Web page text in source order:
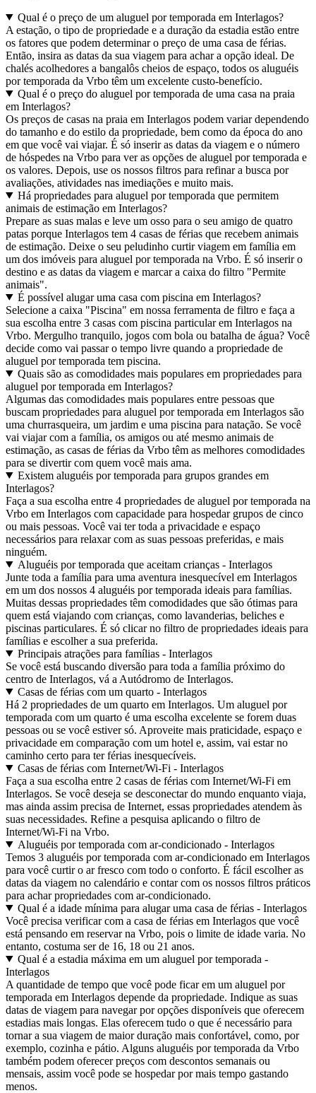
Qual é o preço de um aluguel por temporada em Interlagos?
A estação, o tipo de propriedade e a duração da estadia estão entre
os fatores que podem determinar o preço de uma casa de férias.
Então, insira as datas da sua viagem para achar a opção ideal. De
chalés acolhedores a bangalôs cheios de espaço, todos os aluguéis
por temporada da Vrbo têm um excelente custo-benefício.
Qual é o preço do aluguel por temporada de uma casa na praia
em Interlagos?
Os preços de casas na praia em Interlagos podem variar dependendo
do tamanho e do estilo da propriedade, bem como da época do ano
em que você vai viajar. É só inserir as datas da viagem e o número
de hóspedes na Vrbo para ver as opções de aluguel por temporada e
os valores. Depois, use os nossos filtros para refinar a busca por
avaliações, atividades nas imediações e muito mais.
Há propriedades para aluguel por temporada que permitem
animais de estimação em Interlagos?
Prepare as suas malas e leve um osso para o seu amigo de quatro
patas porque Interlagos tem 4 casas de férias que recebem animais
de estimação. Deixe o seu peludinho curtir viagem em família em
um dos imóveis para aluguel por temporada na Vrbo. É só inserir o
destino e as datas da viagem e marcar a caixa do filtro "Permite
animais".
É possível alugar uma casa com piscina em Interlagos?
Selecione a caixa "Piscina" em nossa ferramenta de filtro e faça a
sua escolha entre 3 casas com piscina particular em Interlagos na
Vrbo. Mergulho tranquilo, jogos com bola ou batalha de água? Você
decide como vai passar o tempo livre quando a propriedade de
aluguel por temporada tem piscina.
Quais são as comodidades mais populares em propriedades para
aluguel por temporada em Interlagos?
Algumas das comodidades mais populares entre pessoas que
buscam propriedades para aluguel por temporada em Interlagos são
uma churrasqueira, um jardim e uma piscina para natação. Se você
vai viajar com a família, os amigos ou até mesmo animais de
estimação, as casas de férias da Vrbo têm as melhores comodidades
para se divertir com quem você mais ama.
Existem aluguéis por temporada para grupos grandes em
Interlagos?
Faça a sua escolha entre 4 propriedades de aluguel por temporada na
Vrbo em Interlagos com capacidade para hospedar grupos de cinco
ou mais pessoas. Você vai ter toda a privacidade e espaço
necessários para relaxar com as suas pessoas preferidas, e mais
ninguém.
Aluguéis por temporada que aceitam crianças - Interlagos
Junte toda a família para uma aventura inesquecível em Interlagos
em um dos nossos 4 aluguéis por temporada ideais para famílias.
Muitas dessas propriedades têm comodidades que são ótimas para
quem está viajando com crianças, como lavanderias, beliches e
piscinas particulares. É só clicar no filtro de propriedades ideais para
famílias e escolher a sua preferida.
Principais atrações para famílias - Interlagos
Se você está buscando diversão para toda a família próximo do
centro de Interlagos, vá a Autódromo de Interlagos.
Casas de férias com um quarto - Interlagos
Há 2 propriedades de um quarto em Interlagos. Um aluguel por
temporada com um quarto é uma escolha excelente se forem duas
pessoas ou se você estiver só. Aproveite mais praticidade, espaço e
privacidade em comparação com um hotel e, assim, vai estar no
caminho certo para ter férias inesquecíveis.
Casas de férias com Internet/Wi-Fi - Interlagos
Faça a sua escolha entre 2 casas de férias com Internet/Wi-Fi em
Interlagos. Se você deseja se desconectar do mundo enquanto viaja,
mas ainda assim precisa de Internet, essas propriedades atendem às
suas necessidades. Refine a pesquisa aplicando o filtro de
Internet/Wi-Fi na Vrbo.
Aluguéis por temporada com ar-condicionado - Interlagos
Temos 3 aluguéis por temporada com ar-condicionado em Interlagos
para você curtir o ar fresco com todo o conforto. É fácil escolher as
datas da viagem no calendário e contar com os nossos filtros práticos
para achar propriedades com ar-condicionado.
Qual é a idade mínima para alugar uma casa de férias - Interlagos
Você precisa verificar com a casa de férias em Interlagos que você
está pensando em reservar na Vrbo, pois o limite de idade varia. No
entanto, costuma ser de 16, 18 ou 21 anos.
Qual é a estadia máxima em um aluguel por temporada -
Interlagos
A quantidade de tempo que você pode ficar em um aluguel por
temporada em Interlagos depende da propriedade. Indique as suas
datas de viagem para navegar por opções disponíveis que oferecem
estadias mais longas. Elas oferecem tudo o que é necessário para
tornar a sua viagem de maior duração mais confortável, como, por
exemplo, cozinha e pátio. Alguns aluguéis por temporada da Vrbo
também podem oferecer preços com descontos semanais ou
mensais, assim você pode se hospedar por mais tempo gastando
menos.